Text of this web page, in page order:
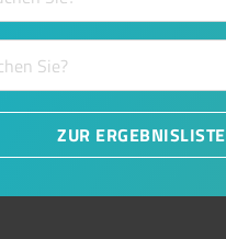
ZUR ERGEBNISLISTE